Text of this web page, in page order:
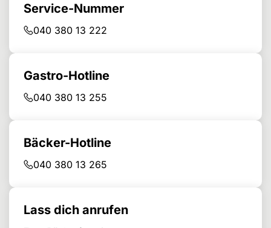
Service-Nummer
040 380 13 222
Gastro-Hotline
040 380 13 255
Bäcker-Hotline
040 380 13 265
Lass dich anrufen